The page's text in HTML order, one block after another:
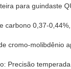
para guindaste
carbono 0,37-
cromo-molibdênio
Precisão